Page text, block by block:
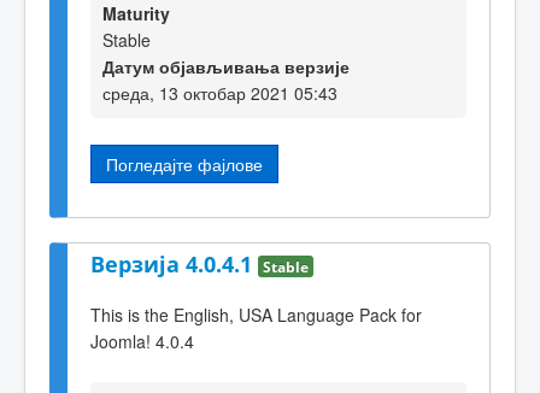
Maturity
Stable
Датум објављивања верзије
среда, 13 октобар 2021 05:43
Погледајте фајлове
Верзија 4.0.4.1 Stable
This is the English, USA Language Pack for
Joomla! 4.0.4